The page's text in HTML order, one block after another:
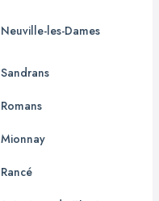
Neuville-les-Dames
Sandrans
Romans
Mionnay
Rancé